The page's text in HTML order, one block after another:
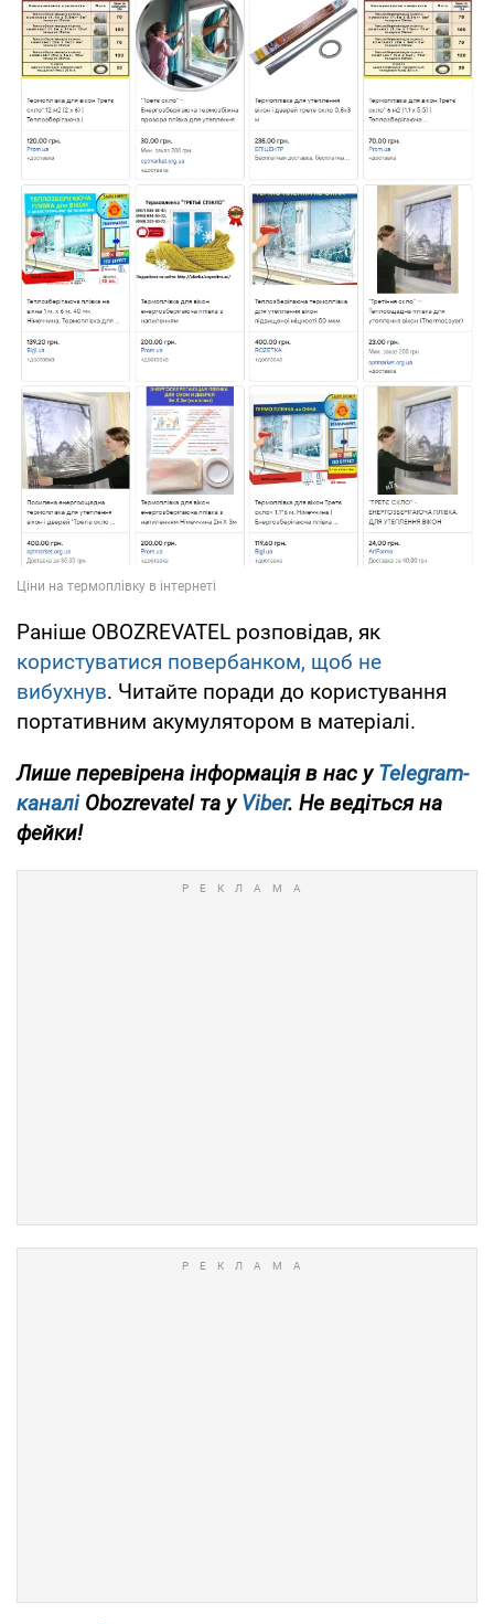
Раніше OBOZREVATEL розповідав, як
користуватися повербанком, щоб не
вибухнув. Читайте поради до користування
портативним акумулятором в матеріалі.
Лише перевірена інформація в нас уTelegram-
каналіObozrevatel та уViber. Не ведіться на
фейки!